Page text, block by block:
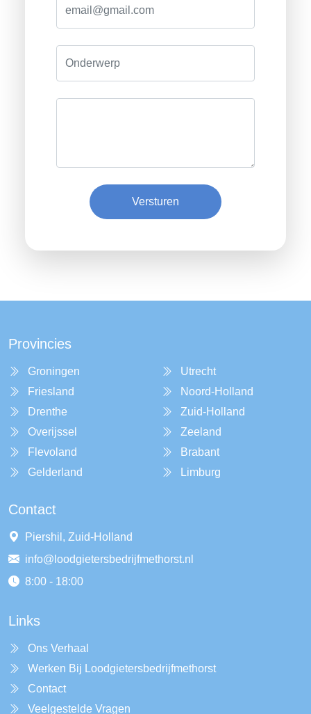
Versturen
Provincies
Groningen
Friesland
Drenthe
Overijssel
Flevoland
Gelderland
Utrecht
Noord-Holland
Zuid-Holland
Zeeland
Brabant
Limburg
Contact
Piershil, Zuid-Holland
info@loodgietersbedrijfmethorst.nl
8:00 - 18:00
Links
Ons Verhaal
Werken Bij Loodgietersbedrijfmethorst
Contact
Veelgestelde Vragen